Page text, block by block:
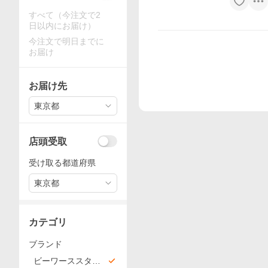
すべて（今注文で2
日以内にお届け）
今注文で明日までに
お届け
お届け先
東京都
店頭受取
受け取る都道府県
東京都
カテゴリ
ブランド
ビーワーススタイ